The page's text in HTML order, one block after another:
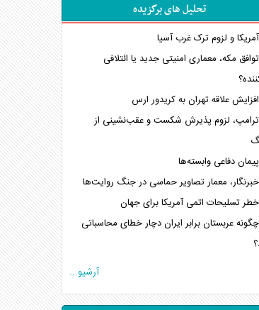
تحلیل های برگزیده
آمریکا و لزوم ترک غرب آسیا
توافق مکه، معماری امنیتی جدید یا ائتلافی
افزایش علاقه تهران به کریدور ارس
ترامپ، لزوم پذیرش شکست و عقب‌نشینی از
پیمان دفاعی‌ وابسته‌ها
خبرنگار، معمار تصاویر حماسی در جنگ روایت‌ها
خطر تسلیحات اتمی آمریکا برای جهان
چگونه عربستان برابر ایران دچار خطای محاسباتی
جاده ابریشم فضایی/ نفوذ راهبردی و فرازمینی
و تثبیت معادله «محاصره برابر محاصره»
آرشیو...